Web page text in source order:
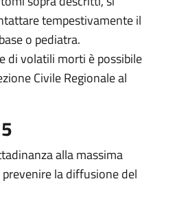
tempestivamente il
o pediatra.
di volatili morti è possibile
Civile Regionale al
alla massima
la diffusione del